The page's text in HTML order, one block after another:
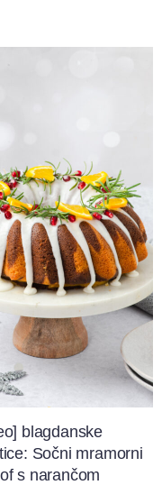
blagdanske
Sočni mramorni
s narančom